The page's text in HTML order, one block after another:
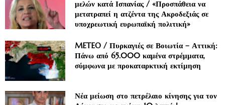
μελών κατά Ισπανίας / «Προσπάθεια να
μετατραπεί η ατζέντα της Ακροδεξιάς σε
υποχρεωτική ευρωπαϊκή πολιτική»
METEO / Πυρκαγιές σε Βοιωτία – Αττική:
Πάνω από 65.000 καμένα στρέμματα,
σύμφωνα με προκαταρκτική εκτίμηση
Νέα μείωση στο πετρέλαιο κίνησης για τον